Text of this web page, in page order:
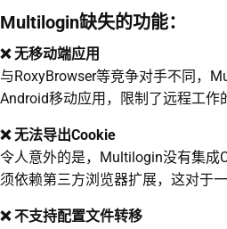
Multilogin缺失的功能：
❌ 无移动端应用
与RoxyBrowser等竞争对手不同，
Android移动应用，限制了远程工作
❌ 无法导出Cookie
令人意外的是，Multilogin没有集
须依赖第三方浏览器扩展，这对于
❌ 不支持配置文件转移